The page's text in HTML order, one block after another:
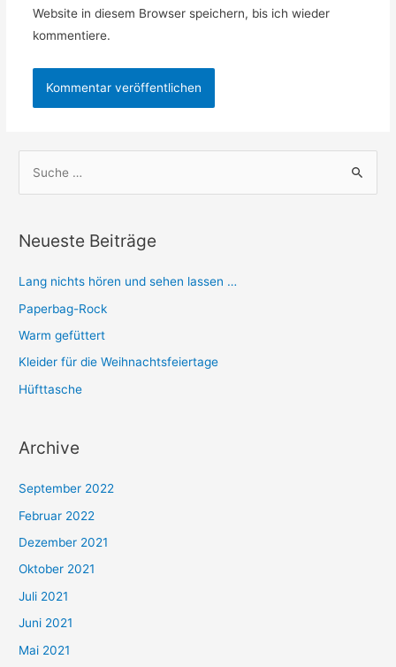
Website in diesem Browser speichern, bis ich wieder
kommentiere.
h
n
n
a
Neueste Beiträge
Lang nichts hören und sehen lassen …
Paperbag-Rock
Warm gefüttert
Kleider für die Weihnachtsfeiertage
Hüfttasche
Archive
September 2022
Februar 2022
Dezember 2021
Oktober 2021
Juli 2021
Juni 2021
Mai 2021